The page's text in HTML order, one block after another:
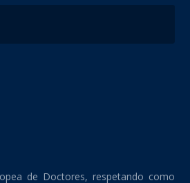
de Doctores, respetando como